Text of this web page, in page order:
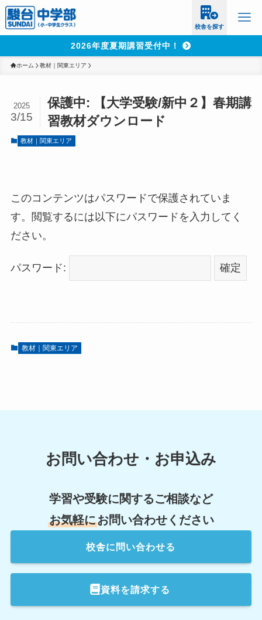
校舎を探す
2026年度夏期講習受付中！
ホーム 教材｜関東エリア
保護中: 【大学受験/新中２】春期講
習教材ダウンロード
2025
3/15
教材｜関東エリア
このコンテンツはパスワードで保護されていま
す。閲覧するには以下にパスワードを入力してく
ださい。
パスワード:
教材｜関東エリア
お問い合わせ・お申込み
学習や受験に関するご相談など
お気軽にお問い合わせください
校舎に問い合わせる
資料を請求する